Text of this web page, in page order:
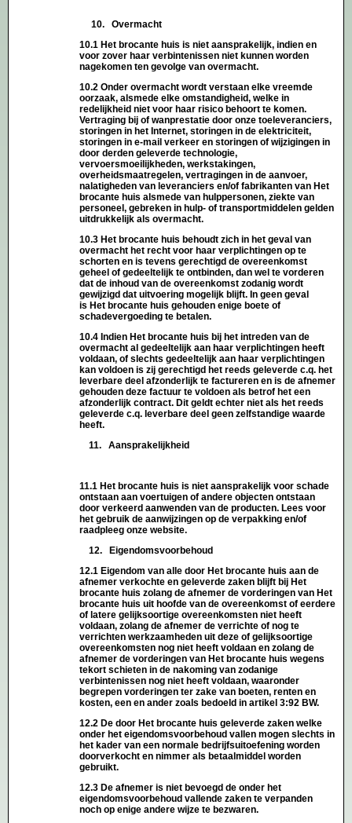
10. Overmacht
10.1 Het brocante huis is niet aansprakelijk, indien en
voor zover haar verbintenissen niet kunnen worden
nagekomen ten gevolge van overmacht.
10.2 Onder overmacht wordt verstaan elke vreemde
oorzaak, alsmede elke omstandigheid, welke in
redelijkheid niet voor haar risico behoort te komen.
Vertraging bij of wanprestatie door onze toeleveranciers,
storingen in het Internet, storingen in de elektriciteit,
storingen in e-mail verkeer en storingen of wijzigingen in
door derden geleverde technologie,
vervoersmoeilijkheden, werkstakingen,
overheidsmaatregelen, vertragingen in de aanvoer,
nalatigheden van leveranciers en/of fabrikanten van Het
brocante huis alsmede van hulppersonen, ziekte van
personeel, gebreken in hulp- of transportmiddelen gelden
uitdrukkelijk als overmacht.
10.3 Het brocante huis behoudt zich in het geval van
overmacht het recht voor haar verplichtingen op te
schorten en is tevens gerechtigd de overeenkomst
geheel of gedeeltelijk te ontbinden, dan wel te vorderen
dat de inhoud van de overeenkomst zodanig wordt
gewijzigd dat uitvoering mogelijk blijft. In geen geval
is Het brocante huis gehouden enige boete of
schadevergoeding te betalen.
10.4 Indien Het brocante huis bij het intreden van de
overmacht al gedeeltelijk aan haar verplichtingen heeft
voldaan, of slechts gedeeltelijk aan haar verplichtingen
kan voldoen is zij gerechtigd het reeds geleverde c.q. het
leverbare deel afzonderlijk te factureren en is de afnemer
gehouden deze factuur te voldoen als betrof het een
afzonderlijk contract. Dit geldt echter niet als het reeds
geleverde c.q. leverbare deel geen zelfstandige waarde
heeft.
11. Aansprakelijkheid
11.1 Het brocante huis is niet aansprakelijk voor schade
ontstaan aan voertuigen of andere objecten ontstaan
door verkeerd aanwenden van de producten. Lees voor
het gebruik de aanwijzingen op de verpakking en/of
raadpleeg onze website.
12. Eigendomsvoorbehoud
12.1 Eigendom van alle door Het brocante huis aan de
afnemer verkochte en geleverde zaken blijft bij Het
brocante huis zolang de afnemer de vorderingen van Het
brocante huis uit hoofde van de overeenkomst of eerdere
of latere gelijksoortige overeenkomsten niet heeft
voldaan, zolang de afnemer de verrichte of nog te
verrichten werkzaamheden uit deze of gelijksoortige
overeenkomsten nog niet heeft voldaan en zolang de
afnemer de vorderingen van Het brocante huis wegens
tekort schieten in de nakoming van zodanige
verbintenissen nog niet heeft voldaan, waaronder
begrepen vorderingen ter zake van boeten, renten en
kosten, een en ander zoals bedoeld in artikel 3:92 BW.
12.2 De door Het brocante huis geleverde zaken welke
onder het eigendomsvoorbehoud vallen mogen slechts in
het kader van een normale bedrijfsuitoefening worden
doorverkocht en nimmer als betaalmiddel worden
gebruikt.
12.3 De afnemer is niet bevoegd de onder het
eigendomsvoorbehoud vallende zaken te verpanden
noch op enige andere wijze te bezwaren.